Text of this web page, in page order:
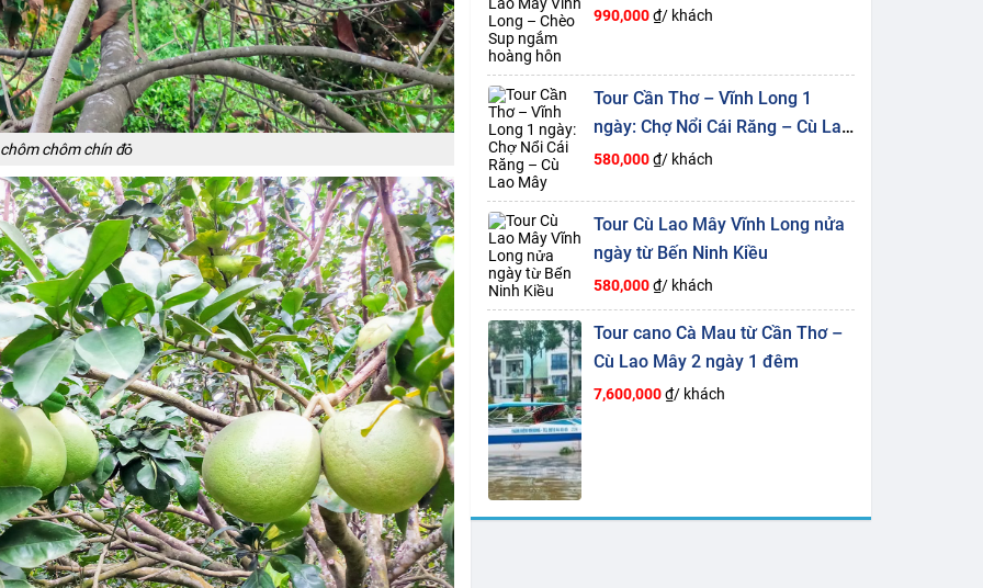
chôm chín đỏ
Sup ngắm hoàng hôn
990,000 ₫/ khách
Tour Cần Thơ – Vĩnh Long 1
ngày: Chợ Nổi Cái Răng – Cù Lao
Mây
580,000 ₫/ khách
Tour Cù Lao Mây Vĩnh Long nửa
ngày từ Bến Ninh Kiều
580,000 ₫/ khách
Tour cano Cà Mau từ Cần Thơ –
Cù Lao Mây 2 ngày 1 đêm
7,600,000 ₫/ khách